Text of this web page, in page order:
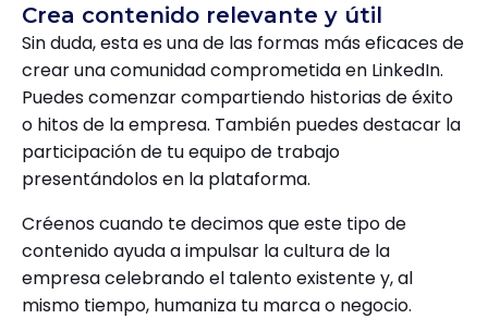
Crea contenido relevante y útil
Sin duda, esta es una de las formas más eficaces de
crear una comunidad comprometida en LinkedIn.
Puedes comenzar compartiendo historias de éxito
o hitos de la empresa. También puedes destacar la
participación de tu equipo de trabajo
presentándolos en la plataforma.
Créenos cuando te decimos que este tipo de
contenido ayuda a impulsar la cultura de la
empresa celebrando el talento existente y, al
mismo tiempo, humaniza tu marca o negocio.